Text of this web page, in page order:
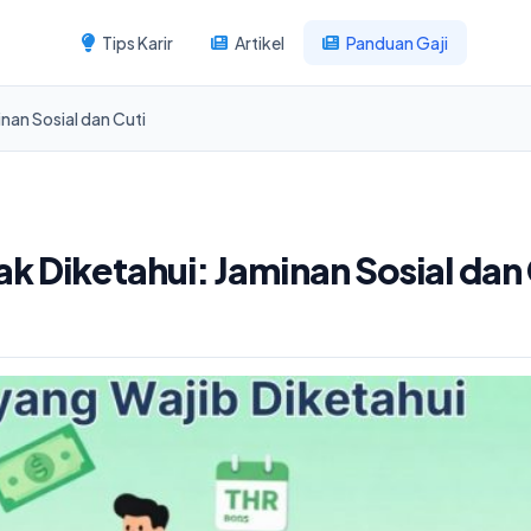
Tips Karir Artikel Panduan Gaji
Sosial dan Cuti
Diketahui: Jaminan Sosial